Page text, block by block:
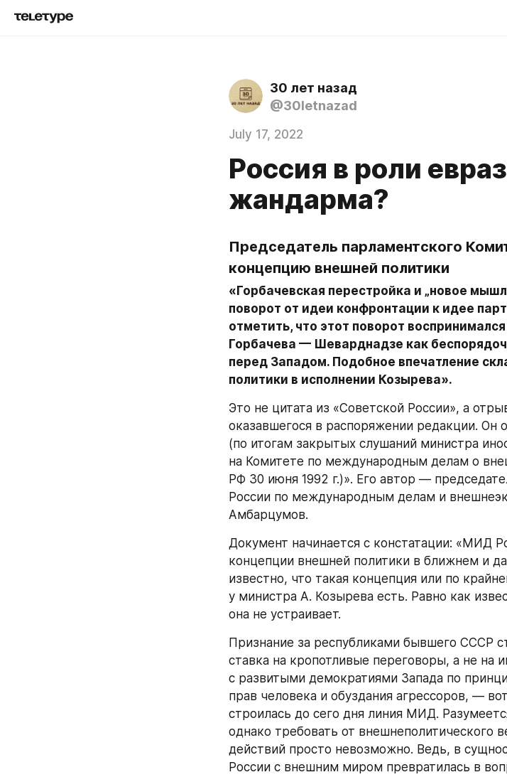
30 лет назад
@30letnazad
July 17, 2022
Россия в роли
жандарма?
Председатель парламентского
концепцию внешней политики
«Горбачевская перестройка и „новое
поворот от идеи конфронтации к идее
отметить, что этот поворот
Горбачева — Шеварднадзе как
перед Западом. Подобное впечатление
политики в исполнении Козырева».
Это не цитата из «Советской России», а
оказавшегося в распоряжении редакции. Он
(по итогам закрытых слушаний министра
на Комитете по международным делам о
РФ 30 июня 1992 г.)». Его автор —
России по международным делам и
Амбарцумов.
Документ начинается с констатации: «МИД
концепции внешней политики в ближнем и
известно, что такая концепция или по
у министра А. Козырева есть. Равно как
она не устраивает.
Признание за республиками бывшего СССР
ставка на кропотливые переговоры, а не
с развитыми демократиями Запада по
прав человека и обуздания агрессоров, —
строилась до сего дня линия МИД.
однако требовать от внешнеполитического
действий просто невозможно. Ведь, в
России с внешним миром превратилась в